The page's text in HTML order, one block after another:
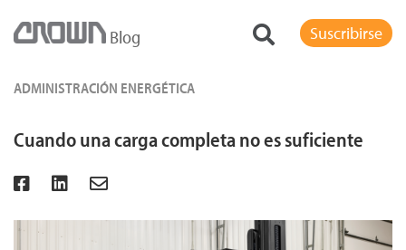
Blog Suscribirse
ADMINISTRACIÓN ENERGÉTICA
Cuando una carga completa no es suficiente